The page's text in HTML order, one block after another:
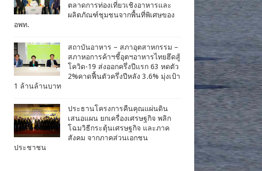
ตลาดการท่องเที่ยวเชิงอาหารและ
ผลิตภัณฑ์ชุมชนจากพื้นที่พิเศษของ
อพท.
สถาบันอาหาร – สภาอุตสาหกรรม –
สภาหอการค้าฯชี้อุตฯอาหารไทยฮึดสู้
โควิด-19 ส่งออกครึ่งปีแรก 63 หดตัว
2%คาดฟื้นตัวครึ่งปีหลัง 3.6% มุ่งเป้า
1 ล้านล้านบาท
ประธานโครงการคืนคุณแผ่นดิน
เสนอแผน ยกเครื่องเศรษฐกิจ พลิก
โฉมวิธีกระตุ้นเศรษฐกิจ และภาค
สังคม จากภาคส่วนเอกชน
ประชาชน